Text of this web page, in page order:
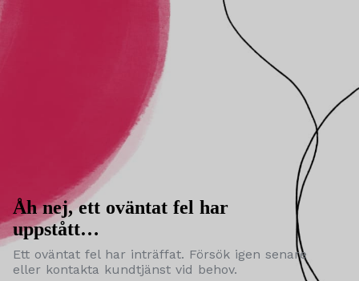
Åh nej, ett oväntat fel har
uppstått…
Ett oväntat fel har inträffat. Försök igen senare
eller kontakta kundtjänst vid behov.